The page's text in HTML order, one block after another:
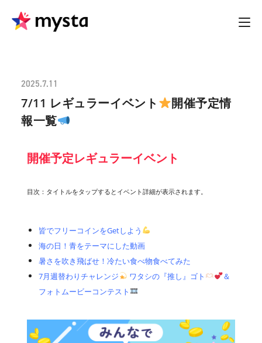
2025.7.11
7/11 レギュラーイベント
開催予定情
報一覧
開催予定レギュラーイベント
目次：タイトルをタップするとイベント詳細が表示されます。
皆でフリーコインをGetしよう
海の日！青をテーマにした動画
暑さを吹き飛ばせ！冷たい食べ物食べてみた
7月週替わりチャレンジ
ワタシの『推し』ゴト
＆
フォトムービーコンテスト